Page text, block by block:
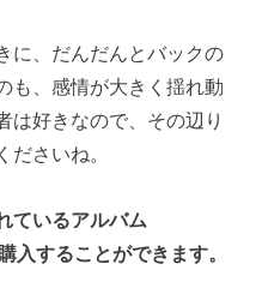
に、だんだんとバックの
も、感情が大きく揺れ動
は好きなので、その辺り
ださいね。
ているアルバム
入することができます。